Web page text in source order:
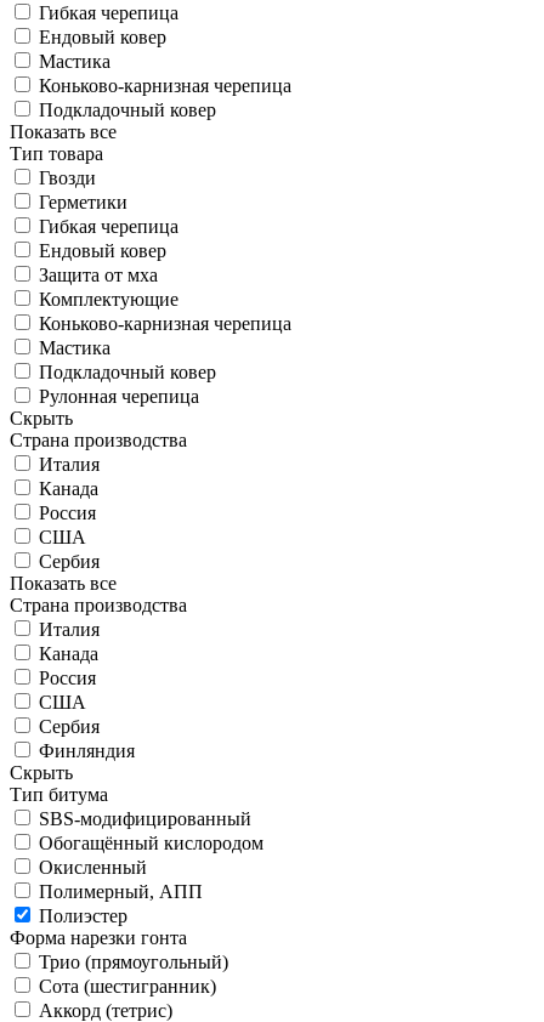
Гибкая черепица
Ендовый ковер
Мастика
Коньково-карнизная черепица
Подкладочный ковер
Показать все
Тип товара
Гвозди
Герметики
Гибкая черепица
Ендовый ковер
Защита от мха
Комплектующие
Коньково-карнизная черепица
Мастика
Подкладочный ковер
Рулонная черепица
Скрыть
Страна производства
Италия
Канада
Россия
США
Сербия
Показать все
Страна производства
Италия
Канада
Россия
США
Сербия
Финляндия
Скрыть
Тип битума
SBS-модифицированный
Обогащённый кислородом
Окисленный
Полимерный, АПП
Полиэстер
Форма нарезки гонта
Трио (прямоугольный)
Сота (шестигранник)
Аккорд (тетрис)